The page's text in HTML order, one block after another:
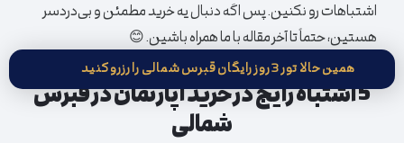
اشتباهات رو نکنین. پس اگه دنبال یه خرید مطمئن و بی‌دردسر
هستین، حتماً تا آخر مقاله با ما همراه باشین. 😊
5 اشتباه رایج در خرید آپارتماندر قبرس
شمالی
همین حالا تور 3 روز رایگان قبرس شمالی را رزرو کنید